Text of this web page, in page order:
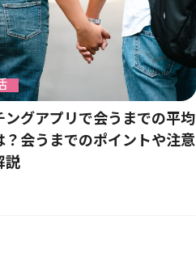
ングアプリで会うまでの平均
？会うまでのポイントや注意
説